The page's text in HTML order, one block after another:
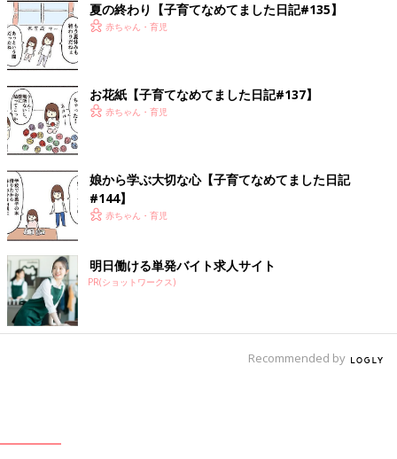
夏の終わり【子育てなめてました日記#135】
赤ちゃん・育児
お花紙【子育てなめてました日記#137】
赤ちゃん・育児
娘から学ぶ大切な心【子育てなめてました日記
#144】
赤ちゃん・育児
明日働ける単発バイト求人サイト
PR(ショットワークス)
Recommended by